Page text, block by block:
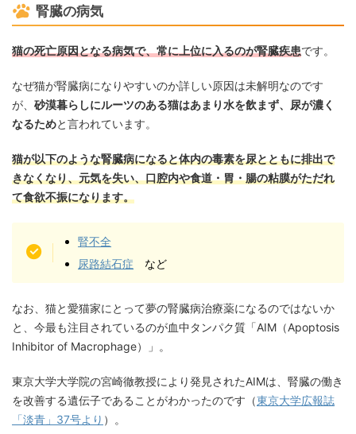
腎臓の病気
猫の死亡原因となる病気で、常に上位に入るのが腎臓疾患です。
なぜ猫が腎臓病になりやすいのか詳しい原因は未解明なのです
が、 砂漠暮らしにルーツのある猫はあまり水を飲まず、尿が濃く
なるためと言われています。
猫が以下のような腎臓病になると体内の毒素を尿とともに排出で
きなくなり、元気を失い、口腔内や食道・胃・腸の粘膜がただれ
て食欲不振になります。
腎不全
尿路結石症 など
なお、猫と愛猫家にとって夢の腎臓病治療薬になるのではないか
と、今最も注目されているのが血中タンパク質「AIM（Apoptosis
Inhibitor of Macrophage）」。
東京大学大学院の宮崎徹教授により発見されたAIMは、腎臓の働き
を改善する遺伝子であることがわかったのです（東京大学広報誌
「淡青」37号より ）。